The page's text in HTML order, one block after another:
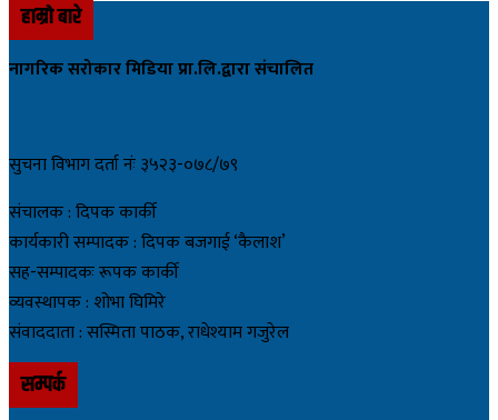
हाम्रो बारे
नागरिक सरोकार मिडिया प्रा.लि.द्वारा संचालित
सुचना विभाग दर्ता नंः ३५२३-०७८/७९
संचालक : दिपक कार्की
कार्यकारी सम्पादक : दिपक बजगाई ‘कैलाश’
सह-सम्पादकः रूपक कार्की
व्यवस्थापक : शोभा घिमिरे
संवाददाता : सस्मिता पाठक, राधेश्याम गजुरेल
सम्पर्क